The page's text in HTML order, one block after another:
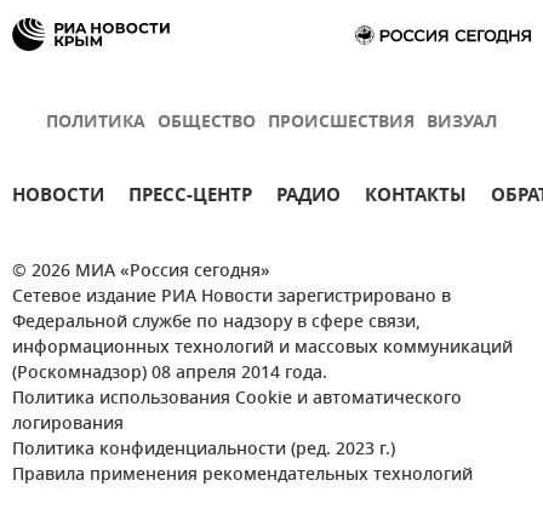
ПОЛИТИКА ОБЩЕСТВО ПРОИСШЕСТВИЯ ВИЗУАЛ
НОВОСТИ ПРЕСС-ЦЕНТР РАДИО КОНТАКТЫ
© 2026 МИА «Россия сегодня»
Сетевое издание РИА Новости зарегистрировано в
Федеральной службе по надзору в сфере связи,
информационных технологий и массовых коммуникаций
(Роскомнадзор) 08 апреля 2014 года.
Политика использования Cookie и автоматического
логирования
Политика конфиденциальности (ред. 2023 г.)
Правила применения рекомендательных технологий